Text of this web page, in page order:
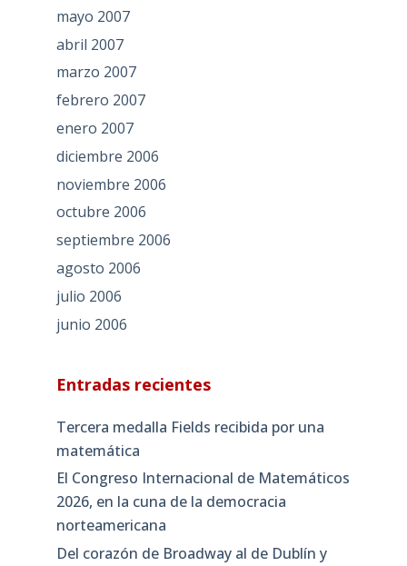
mayo 2007
abril 2007
marzo 2007
febrero 2007
enero 2007
diciembre 2006
noviembre 2006
octubre 2006
septiembre 2006
agosto 2006
julio 2006
junio 2006
Entradas recientes
Tercera medalla Fields recibida por una
matemática
El Congreso Internacional de Matemáticos
2026, en la cuna de la democracia
norteamericana
Del corazón de Broadway al de Dublín y